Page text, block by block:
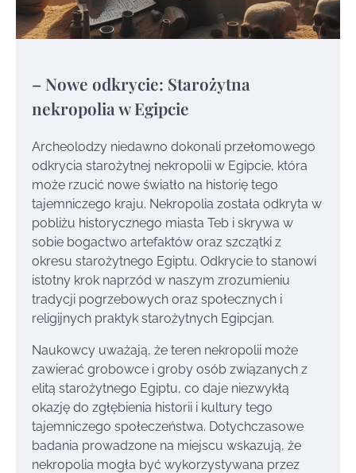
– Nowe odkrycie: Starożytna
nekropolia w Egipcie
Archeolodzy niedawno dokonali przełomowego
odkrycia starożytnej nekropolii w Egipcie, która
może rzucić nowe światło na historię tego
tajemniczego kraju. Nekropolia została odkryta w
pobliżu historycznego miasta Teb i skrywa w
sobie bogactwo artefaktów oraz szczątki z
okresu starożytnego Egiptu. Odkrycie to stanowi
istotny krok naprzód w naszym zrozumieniu
tradycji pogrzebowych oraz społecznych i
religijnych praktyk starożytnych Egipcjan.
Naukowcy uważają, że teren nekropolii może
zawierać grobowce i groby osób związanych z
elitą starożytnego Egiptu, co daje niezwykłą
okazję do zgłębienia historii i kultury tego
tajemniczego społeczeństwa. Dotychczasowe
badania prowadzone na miejscu wskazują, że
nekropolia mogła być wykorzystywana przez